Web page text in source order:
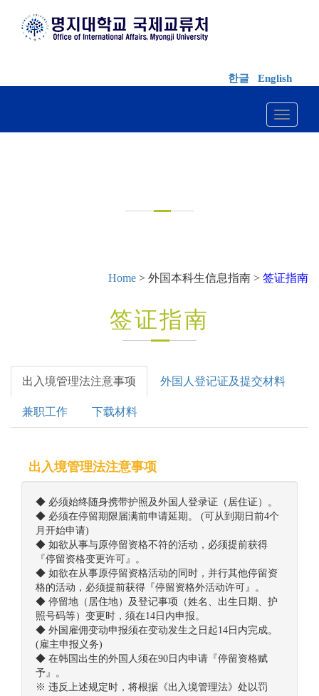
한글 English
Toggle
Home > 外国本科生信息指南 > 签证指南
签证指南
出入境管理法注意事项 外国人登记证及提交材料
兼职工作 下载材料
出入境管理法注意事项
◆ 必须始终随身携带护照及外国人登录证（居住证）。
◆ 必须在停留期限届满前申请延期。 (可从到期日前4个
月开始申请)
◆ 如欲从事与原停留资格不符的活动，必须提前获得
『停留资格变更许可』。
◆ 如欲在从事原停留资格活动的同时，并行其他停留资
格的活动，必须提前获得『停留资格外活动许可』。
◆ 停留地（居住地）及登记事项（姓名、出生日期、护
照号码等）变更时，须在14日内申报。
◆ 外国雇佣变动申报须在变动发生之日起14日内完成。
(雇主申报义务)
◆ 在韩国出生的外国人须在90日内申请『停留资格赋
予』。
※ 违反上述规定时，将根据《出入境管理法》处以罚